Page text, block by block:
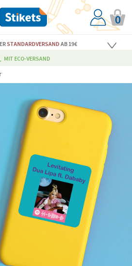
0
STANDARDVERSAND AB 19€
MIT ECO-VERSAND